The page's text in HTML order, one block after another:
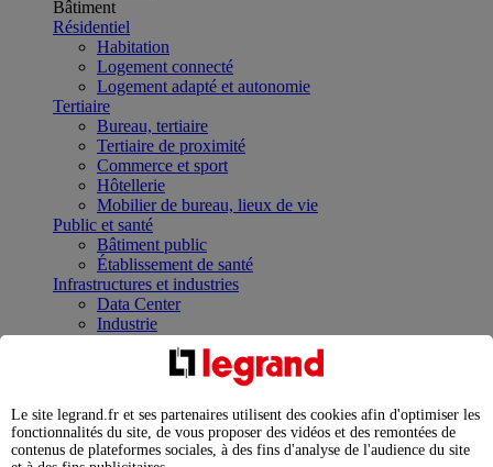
Bâtiment
Résidentiel
Habitation
Logement connecté
Logement adapté et autonomie
Tertiaire
Bureau, tertiaire
Tertiaire de proximité
Commerce et sport
Hôtellerie
Mobilier de bureau, lieux de vie
Public et santé
Bâtiment public
Établissement de santé
Infrastructures et industries
Data Center
Industrie
Infrastructures
Contrôler et planifier le fonctionnement des appareils
Répartir et optimiser son tableau électrique
Legrand Data Center Solutions : concentrer les
expertises au service de vos performances
Le site legrand.fr et ses partenaires utilisent des cookies afin d'optimiser les
fonctionnalités du site, de vous proposer des vidéos et des remontées de
contenus de plateformes sociales, à des fins d'analyse de l'audience du site